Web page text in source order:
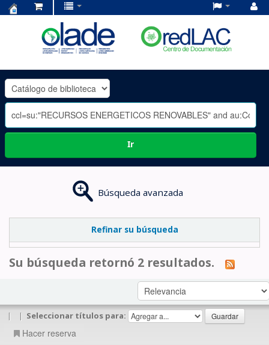
OLADE
-
Ir
Búsqueda avanzada
Refinar su búsqueda
Su búsqueda retornó 2 resultados.
| | Seleccionar títulos para:
Hacer reserva